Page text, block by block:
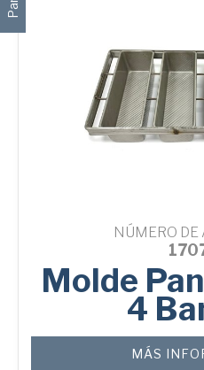
NÚMERO DE
Molde
4
MÁS